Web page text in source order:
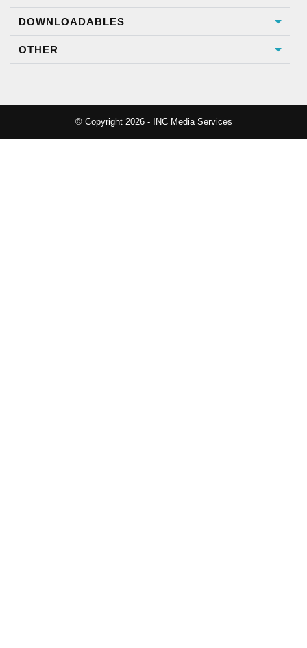
DOWNLOADABLES
OTHER
© Copyright 2026 - INC Media Services